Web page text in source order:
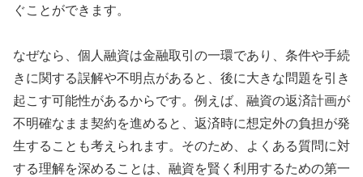
ぐことができます。
なぜなら、個人融資は金融取引の一環であり、条件や手続
きに関する誤解や不明点があると、後に大きな問題を引き
起こす可能性があるからです。例えば、融資の返済計画が
不明確なまま契約を進めると、返済時に想定外の負担が発
生することも考えられます。そのため、よくある質問に対
する理解を深めることは、融資を賢く利用するための第一